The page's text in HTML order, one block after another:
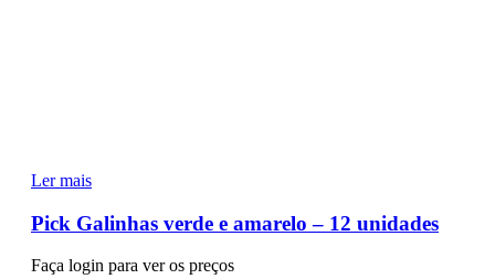
Ler mais
Pick Galinhas verde e amarelo – 12 unidades
Faça login para ver os preços